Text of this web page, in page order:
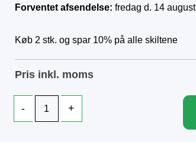
Forventet afsendelse: fredag d. 14 august
Køb 2 stk. og spar 10% på alle skiltene
Pris inkl. moms